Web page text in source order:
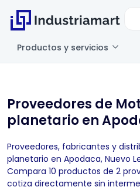
Productos y servicios
Proveedores de
planetario en
Proveedores, fabricantes y
planetario en Apodaca, Nuevo
Compara 10 productos de 2
cotiza directamente sin